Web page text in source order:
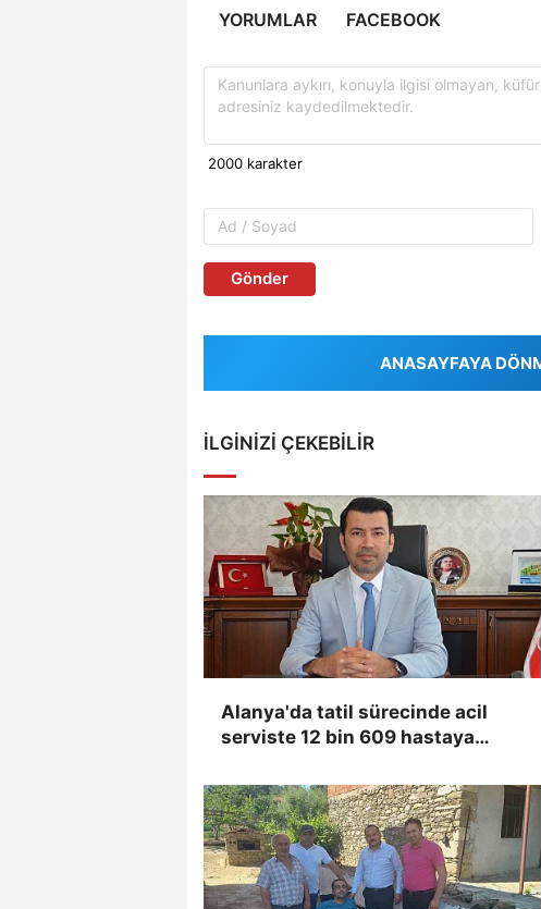
YORUMLAR FACEBOOK
Gönder
ANASAYFAYA
İLGINIZI ÇEKEBILIR
Alanya'da tatil sürecinde acil
serviste 12 bin 609 hastaya